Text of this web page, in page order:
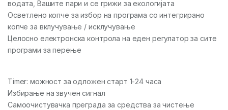
водата, Вашите пари и се грижи за екологијата
Осветлено копче за избор на програма со интегрирано
копче за вклучување / исклучување
Целосно електронска контрола на еден регулатор за сите
програми за перење
Timer: можност за одложен старт 1-24 часа
Избирање на звучен сигнал
Самоочистувачка преграда за средства за чистење